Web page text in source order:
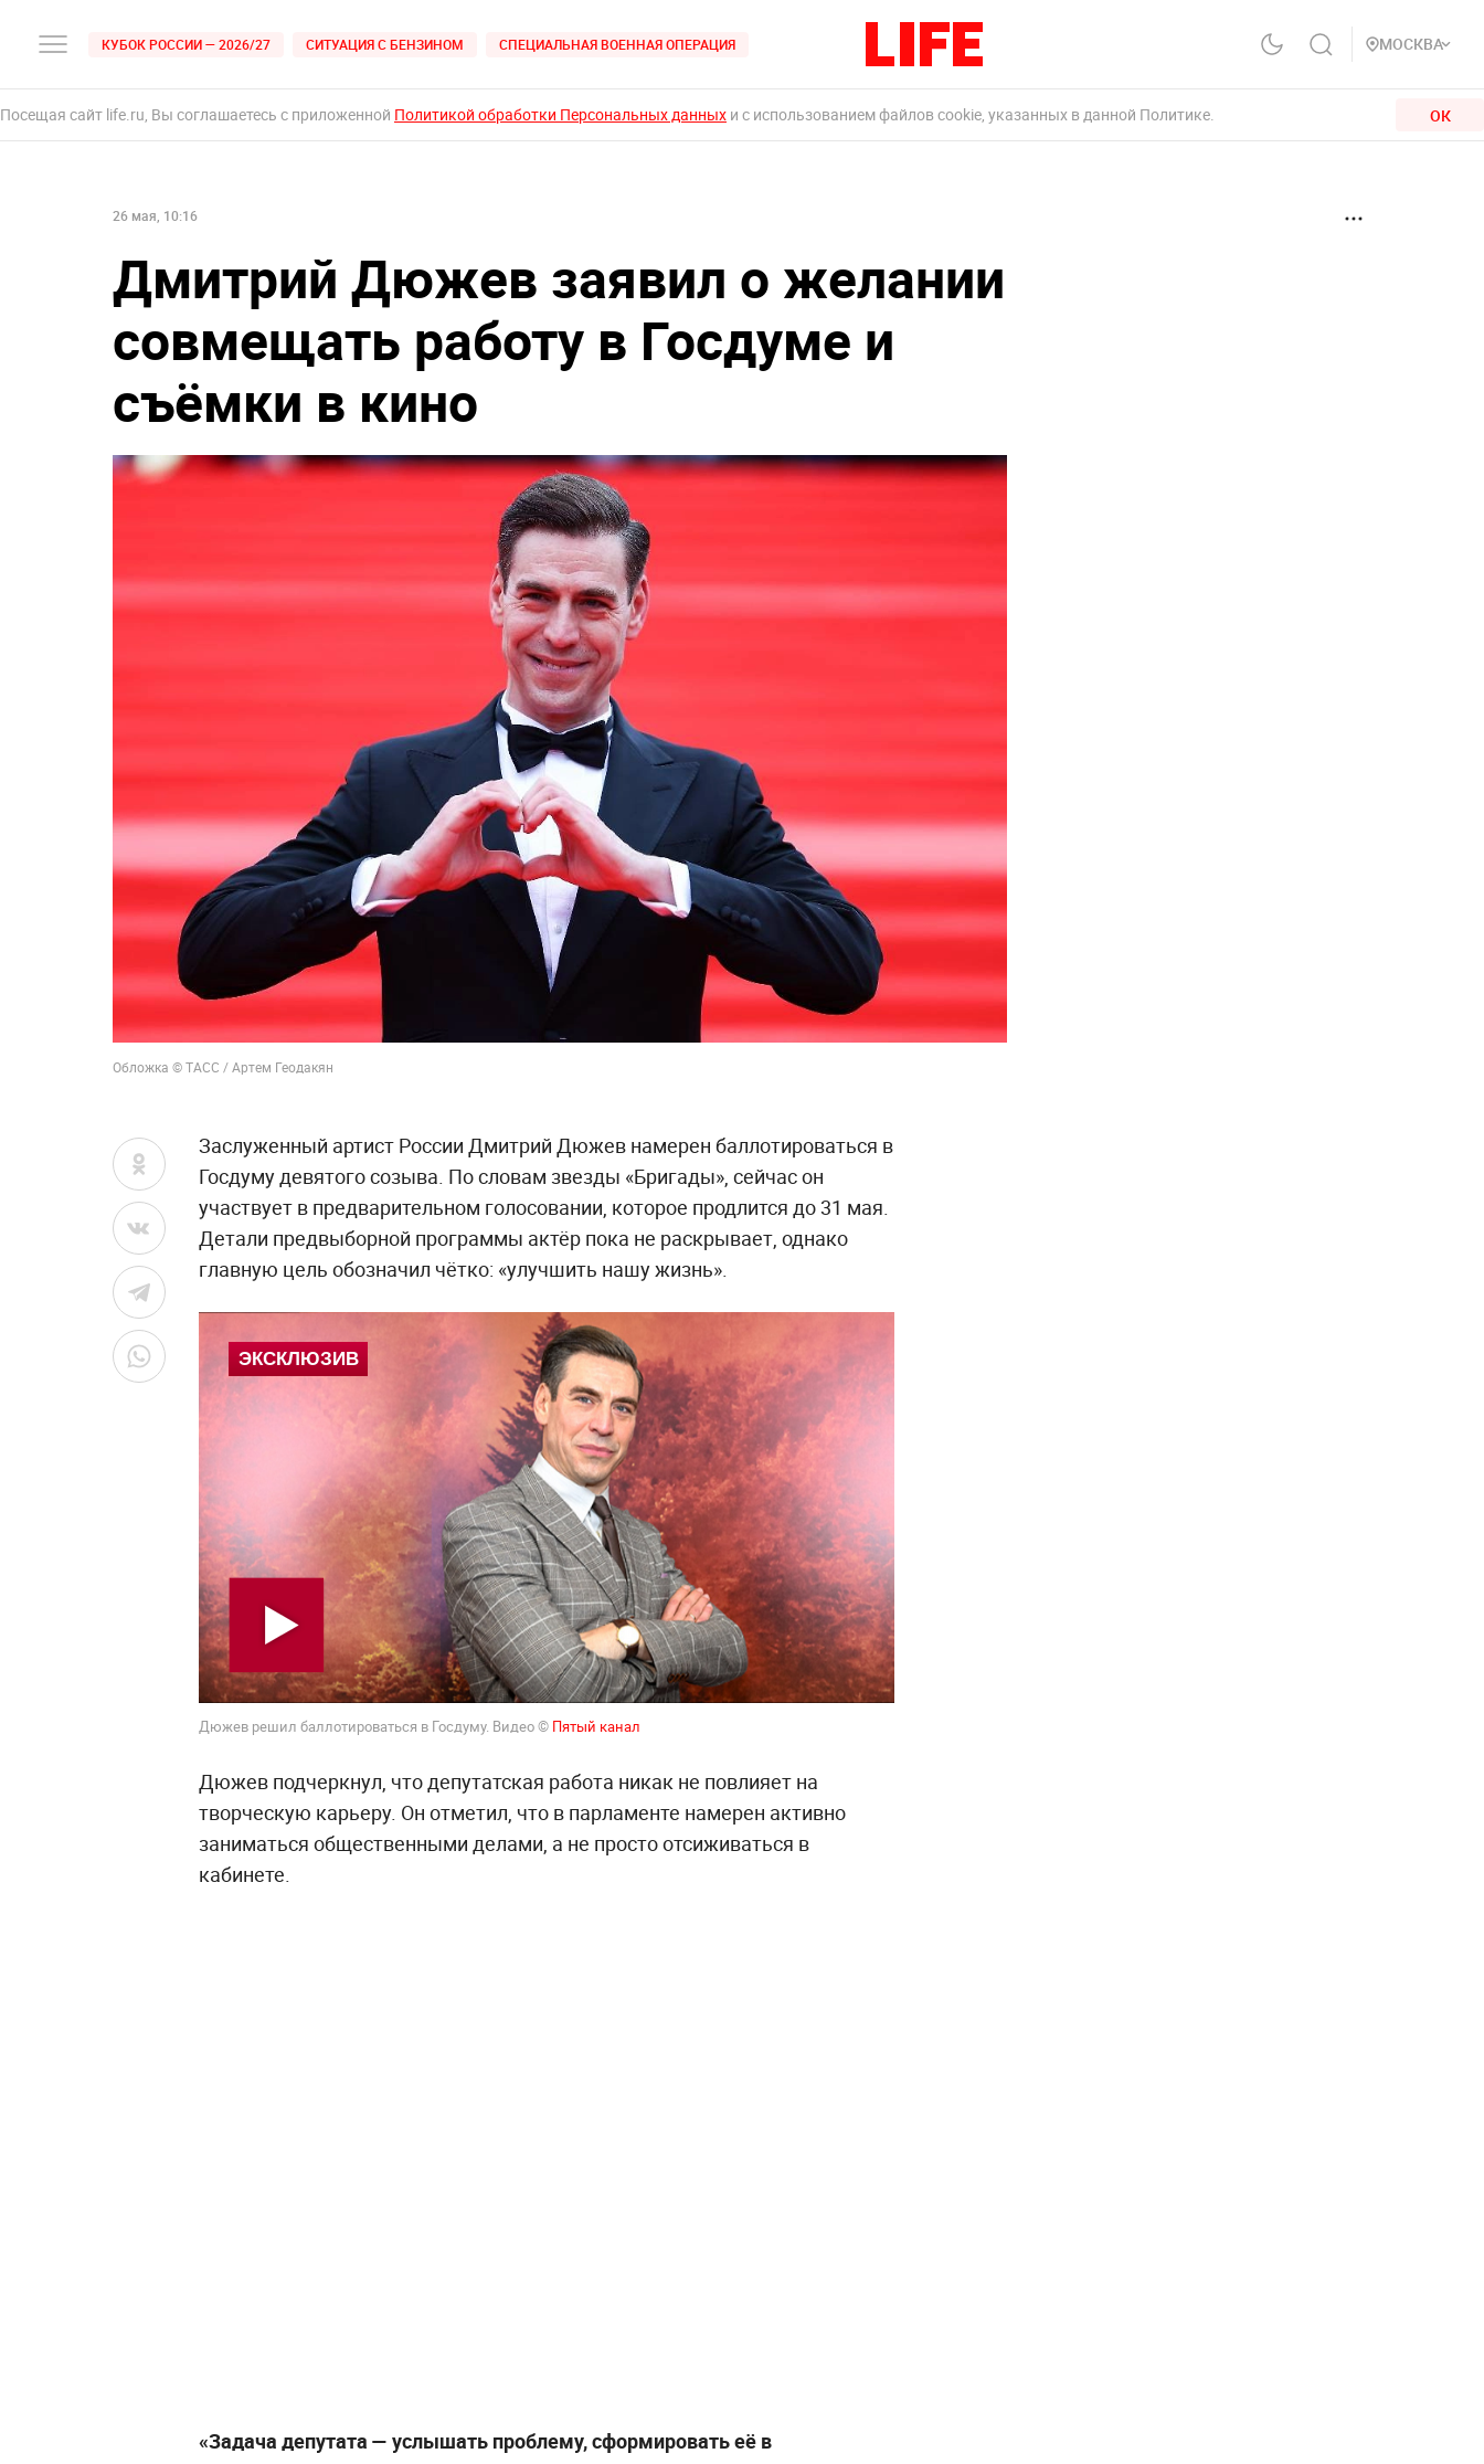
КУБОК РОССИИ — 2026/27 СИТУАЦИЯ С БЕНЗИНОМ СПЕЦИАЛЬНАЯ ВОЕННАЯ ОПЕРАЦИЯ МОСКВА
Посещая сайт life.ru, Вы соглашаетесь с приложенной Политикой обработки Персональных данных и с использованием файлов cookie, указанных в данной Политике. ОК
26 мая, 10:16
Дмитрий Дюжев заявил о желании
совмещать работу в Госдуме и
съёмки в кино
Обложка © ТАСС / Артем Геодакян
Заслуженный артист России Дмитрий Дюжев намерен баллотироваться в
Госдуму девятого созыва. По словам звезды «Бригады», сейчас он
участвует в предварительном голосовании, которое продлится до 31 мая.
Детали предвыборной программы актёр пока не раскрывает, однако
главную цель обозначил чётко: «улучшить нашу жизнь».
Дюжев решил баллотироваться в Госдуму. Видео © Пятый канал
Дюжев подчеркнул, что депутатская работа никак не повлияет на
творческую карьеру. Он отметил, что в парламенте намерен активно
заниматься общественными делами, а не просто отсиживаться в
кабинете.
«Задача депутата — услышать проблему, сформировать её в